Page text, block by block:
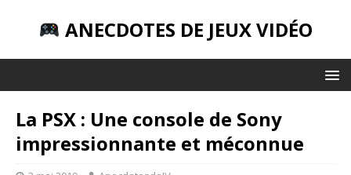
ANECDOTES DE JEUX VIDÉO
La PSX : Une console de Sony
impressionnante et méconnue